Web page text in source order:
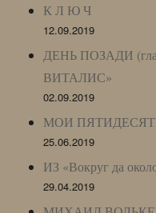
К Л Ю Ч
12.09.2019
ДЕНЬ ПОЗАДИ
ВИТАЛИС»
02.09.2019
МОИ
25.06.2019
ИЗ «Вокруг да
29.04.2019